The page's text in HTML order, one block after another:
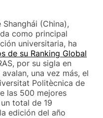
(China),
como principal
universitaria, ha
de su Ranking Global
por su sigla en
una vez más, el
Politècnica de
las 500 mejores
total de 19
edición del año